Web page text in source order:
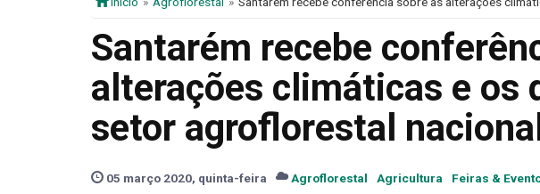
Santarém recebe
alterações climáticas e os
setor agroflorestal nacional
05 março 2020, quinta-feira Agroflorestal Agricultura Feiras &